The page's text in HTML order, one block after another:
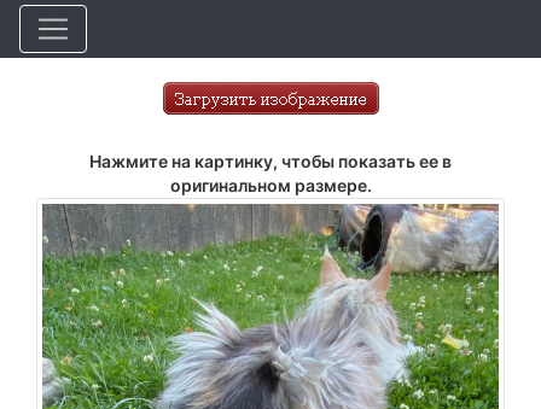
Нажмите на картинку, чтобы показать ее в
оригинальном размере.